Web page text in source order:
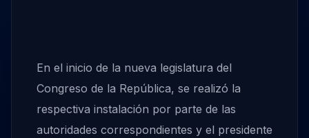
En el inicio de la nueva legislatura del
Congreso de la República, se realizó la
respectiva instalación por parte de las
autoridades correspondientes y el presidente